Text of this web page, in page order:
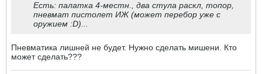
Есть: палатка 4-местн., два стула раскл, топор,
пневмат пистолет ИЖ (может перебор уже с
оружием :D)...
Пневматика лишней не будет. Нужно сделать мишени. Кто
может сделать???